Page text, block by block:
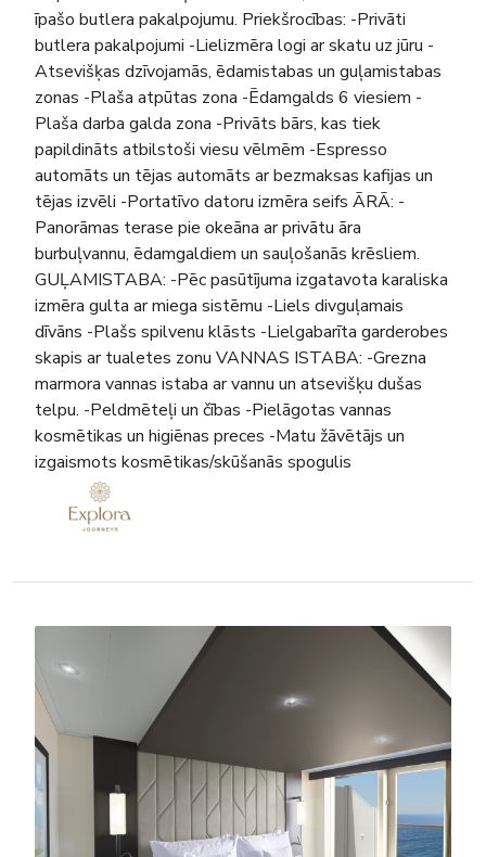
īpašo butlera pakalpojumu. Priekšrocības: -Privāti
butlera pakalpojumi -Lielizmēra logi ar skatu uz jūru -
Atsevišķas dzīvojamās, ēdamistabas un guļamistabas
zonas -Plaša atpūtas zona -Ēdamgalds 6 viesiem -
Plaša darba galda zona -Privāts bārs, kas tiek
papildināts atbilstoši viesu vēlmēm -Espresso
automāts un tējas automāts ar bezmaksas kafijas un
tējas izvēli -Portatīvo datoru izmēra seifs ĀRĀ: -
Panorāmas terase pie okeāna ar privātu āra
burbuļvannu, ēdamgaldiem un sauļošanās krēsliem.
GUĻAMISTABA: -Pēc pasūtījuma izgatavota karaliska
izmēra gulta ar miega sistēmu -Liels divguļamais
dīvāns -Plašs spilvenu klāsts -Lielgabarīta garderobes
skapis ar tualetes zonu VANNAS ISTABA: -Grezna
marmora vannas istaba ar vannu un atsevišķu dušas
telpu. -Peldmēteļi un čības -Pielāgotas vannas
kosmētikas un higiēnas preces -Matu žāvētājs un
izgaismots kosmētikas/skūšanās spogulis